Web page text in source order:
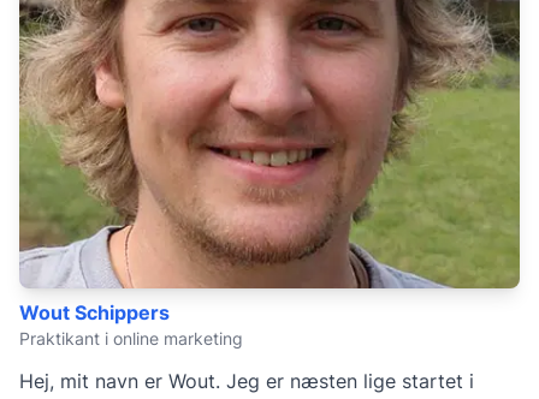
Wout Schippers
Praktikant i online marketing
Hej, mit navn er Wout. Jeg er næsten lige startet i